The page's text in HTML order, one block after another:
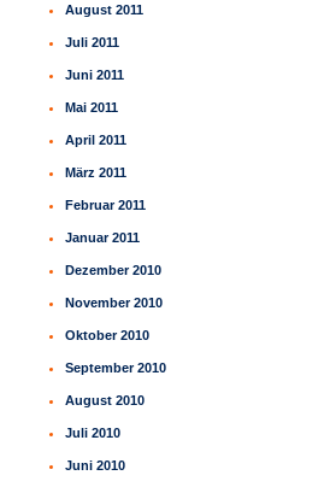
August 2011
Juli 2011
Juni 2011
Mai 2011
April 2011
März 2011
Februar 2011
Januar 2011
Dezember 2010
November 2010
Oktober 2010
September 2010
August 2010
Juli 2010
Juni 2010